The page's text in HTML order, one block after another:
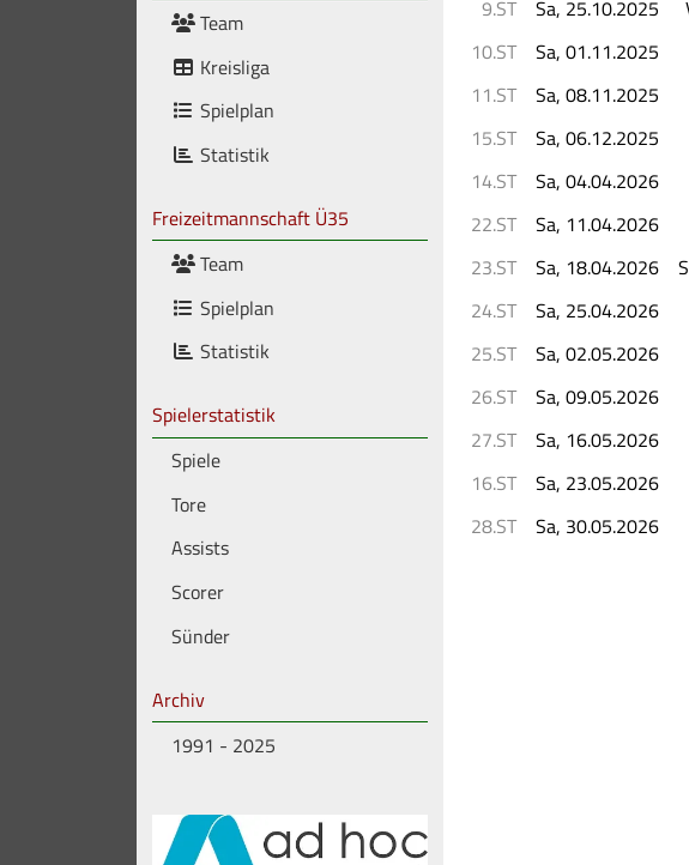
Team
Kreisliga
Spielplan
Statistik
Freizeitmannschaft Ü35
Team
Spielplan
Statistik
Spielerstatistik
Spiele
Tore
Assists
Scorer
Sünder
Archiv
1991 - 2025
9.ST
Sa, 25.10.2025
10.ST
Sa, 01.11.2025
11.ST
Sa, 08.11.2025
15.ST
Sa, 06.12.2025
14.ST
Sa, 04.04.2026
22.ST
Sa, 11.04.2026
23.ST
Sa, 18.04.2026
24.ST
Sa, 25.04.2026
25.ST
Sa, 02.05.2026
26.ST
Sa, 09.05.2026
27.ST
Sa, 16.05.2026
16.ST
Sa, 23.05.2026
28.ST
Sa, 30.05.2026